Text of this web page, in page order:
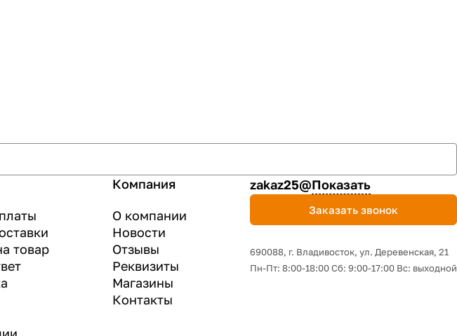
товар
Компания
О компании
Новости
Отзывы
Реквизиты
Магазины
Контакты
zakaz25@Показать
Заказать звонок
690088, г. Владивосток, yл. Деревенская, 21
Пн-Пт: 8:00-18:00 Сб: 9:00-17:00 Вс: выходной